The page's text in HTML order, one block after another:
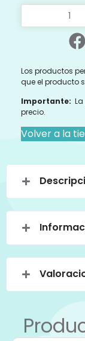
Los productos
que el producto
Importante:
precio.
Volver a la